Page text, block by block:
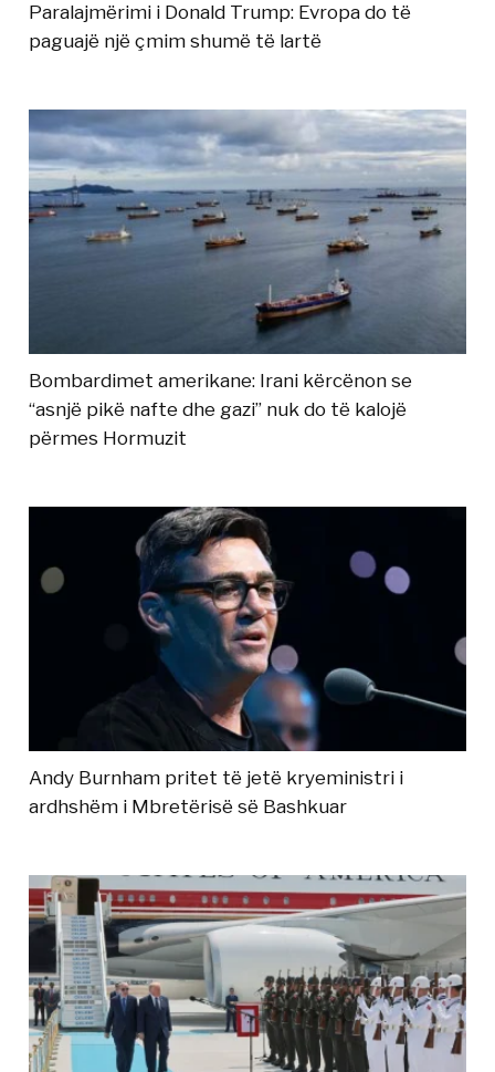
Paralajmërimi i Donald Trump: Evropa do të
paguajë një çmim shumë të lartë
Bombardimet amerikane: Irani kërcënon se
“asnjë pikë nafte dhe gazi” nuk do të kalojë
përmes Hormuzit
Andy Burnham pritet të jetë kryeministri i
ardhshëm i Mbretërisë së Bashkuar